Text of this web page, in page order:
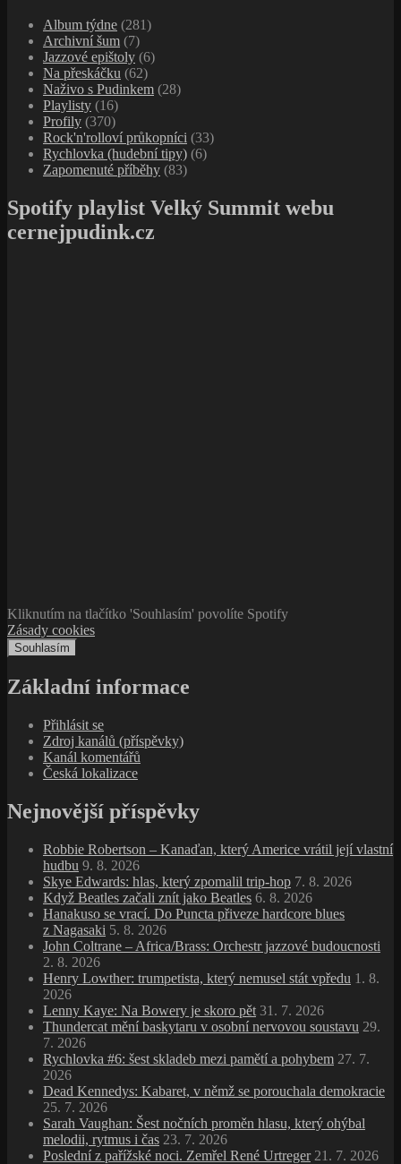
Album týdne (281)
Archivní šum (7)
Jazzové epištoly (6)
Na přeskáčku (62)
Naživo s Pudinkem (28)
Playlisty (16)
Profily (370)
Rock'n'rolloví průkopníci (33)
Rychlovka (hudební tipy) (6)
Zapomenuté příběhy (83)
Spotify playlist Velký Summit webu
cernejpudink.cz
Kliknutím na tlačítko 'Souhlasím' povolíte Spotify
Zásady cookies
Souhlasím
Základní informace
Přihlásit se
Zdroj kanálů (příspěvky)
Kanál komentářů
Česká lokalizace
Nejnovější příspěvky
Robbie Robertson – Kanaďan, který Americe vrátil její vlastní
hudbu 9. 8. 2026
Skye Edwards: hlas, který zpomalil trip‑hop 7. 8. 2026
Když Beatles začali znít jako Beatles 6. 8. 2026
Hanakuso se vrací. Do Puncta přiveze hardcore blues
z Nagasaki 5. 8. 2026
John Coltrane – Africa/Brass: Orchestr jazzové budoucnosti
2. 8. 2026
Henry Lowther: trumpetista, který nemusel stát vpředu 1. 8.
2026
Lenny Kaye: Na Bowery je skoro pět 31. 7. 2026
Thundercat mění baskytaru v osobní nervovou soustavu 29.
7. 2026
Rychlovka #6: šest skladeb mezi pamětí a pohybem 27. 7.
2026
Dead Kennedys: Kabaret, v němž se porouchala demokracie
25. 7. 2026
Sarah Vaughan: Šest nočních proměn hlasu, který ohýbal
melodii, rytmus i čas 23. 7. 2026
Poslední z pařížské noci. Zemřel René Urtreger 21. 7. 2026